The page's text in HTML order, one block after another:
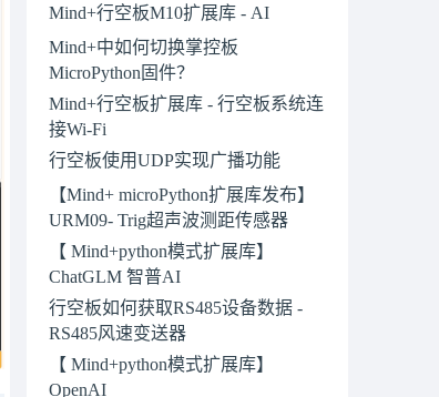
Mind+行空板M10扩展库 - AI
Mind+中如何切换掌控板
MicroPython固件？
Mind+行空板扩展库 - 行空板系统连
接Wi-Fi
行空板使用UDP实现广播功能
【Mind+ microPython扩展库发布】
URM09- Trig超声波测距传感器
【 Mind+python模式扩展库】
ChatGLM 智普AI
行空板如何获取RS485设备数据 -
RS485风速变送器
【 Mind+python模式扩展库】
OpenAI